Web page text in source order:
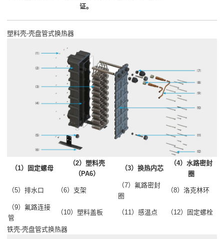
证。
塑料壳-壳盘管式换热器
（1）固定螺母
（2）塑料壳
（PA6）
（3）换热内芯
（4）水路密封
圈
（5）排水口 （6）支架
（7）氟路密封
圈
（8）洛克林环
（9）氟路连接
管
（10）塑料盖板 （11）感温点 （12）固定螺栓
铁壳-壳盘管式换热器